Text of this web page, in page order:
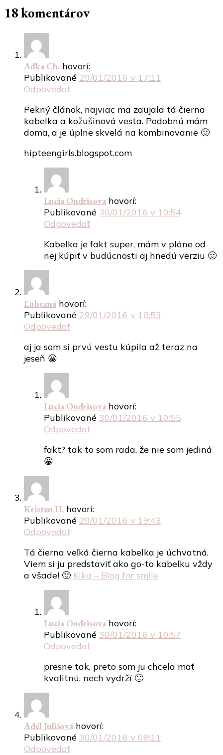
18 komentárov
Aďka Ch. hovorí:
Publikované 29/01/2016 v 17:11
Odpovedať
Pekný článok, najviac ma zaujala tá čierna
kabelka a kožušinová vesta. Podobnú mám
doma, a je úplne skvelá na kombinovanie 🙂
hipteengirls.blogspot.com
Lucia Ondrisova hovorí:
Publikované 30/01/2016 v 10:54
Odpovedať
Kabelka je fakt super, mám v pláne od
nej kúpiť v budúcnosti aj hnedú verziu 🙂
Ľúbezná hovorí:
Publikované 29/01/2016 v 18:53
Odpovedať
aj ja som si prvú vestu kúpila až teraz na
jeseň 😀
Lucia Ondrisova hovorí:
Publikované 30/01/2016 v 10:55
Odpovedať
fakt? tak to som rada, že nie som jediná
😀
Kristen H. hovorí:
Publikované 29/01/2016 v 19:43
Odpovedať
Tá čierna veľká čierna kabelka je úchvatná.
Viem si ju predstaviť ako go-to kabelku vždy
a všade! 🙂 Kika – Blog for smile
Lucia Ondrisova hovorí:
Publikované 30/01/2016 v 10:57
Odpovedať
presne tak, preto som ju chcela mať
kvalitnú, nech vydrží 🙂
Adél Julišová hovorí:
Publikované 30/01/2016 v 08:11
Odpovedať